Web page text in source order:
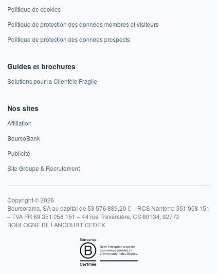
Politique de cookies
Politique de protection des données membres et visiteurs
Politique de protection des données prospects
Guides et brochures
Solutions pour la Clientèle Fragile
Nos sites
Affiliation
BoursoBank
Publicité
Site Groupe & Recrutement
Copyright © 2026
Boursorama, SA au capital de 53 576 889,20 € – RCS Nanterre 351 058 151
– TVA FR 69 351 058 151 – 44 rue Traversière, CS 80134, 92772
BOULOGNE BILLANCOURT CEDEX